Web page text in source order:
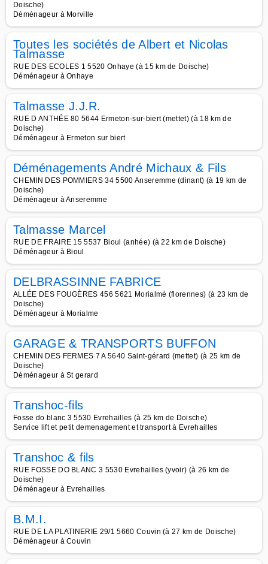
Doische)
Déménageur à Morville
Toutes les sociétés de Albert et Nicolas
Talmasse
RUE DES ECOLES 1 5520 Onhaye (à 15 km de Doische)
Déménageur à Onhaye
Talmasse J.J.R.
RUE D ANTHÉE 80 5644 Ermeton-sur-biert (mettet) (à 18 km de
Doische)
Déménageur à Ermeton sur biert
Déménagements André Michaux & Fils
CHEMIN DES POMMIERS 34 5500 Anseremme (dinant) (à 19 km de
Doische)
Déménageur à Anseremme
Talmasse Marcel
RUE DE FRAIRE 15 5537 Bioul (anhée) (à 22 km de Doische)
Déménageur à Bioul
DELBRASSINNE FABRICE
ALLÉE DES FOUGÈRES 456 5621 Morialmé (florennes) (à 23 km de
Doische)
Déménageur à Morialme
GARAGE & TRANSPORTS BUFFON
CHEMIN DES FERMES 7 A 5640 Saint-gérard (mettet) (à 25 km de
Doische)
Déménageur à St gerard
Transhoc-fils
Fosse do blanc 3 5530 Evrehailles (à 25 km de Doische)
Service lift et petit demenagement et transport à Evrehailles
Transhoc & fils
RUE FOSSE DO BLANC 3 5530 Evrehailles (yvoir) (à 26 km de
Doische)
Déménageur à Evrehailles
B.M.I.
RUE DE LA PLATINERIE 29/1 5660 Couvin (à 27 km de Doische)
Déménageur à Couvin